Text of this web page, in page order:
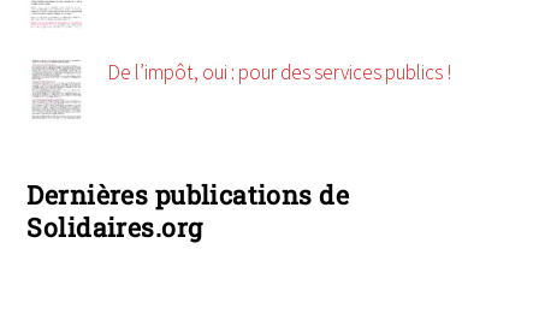
De l’impôt, oui : pour des services publics !
Dernières publications de
Solidaires.org